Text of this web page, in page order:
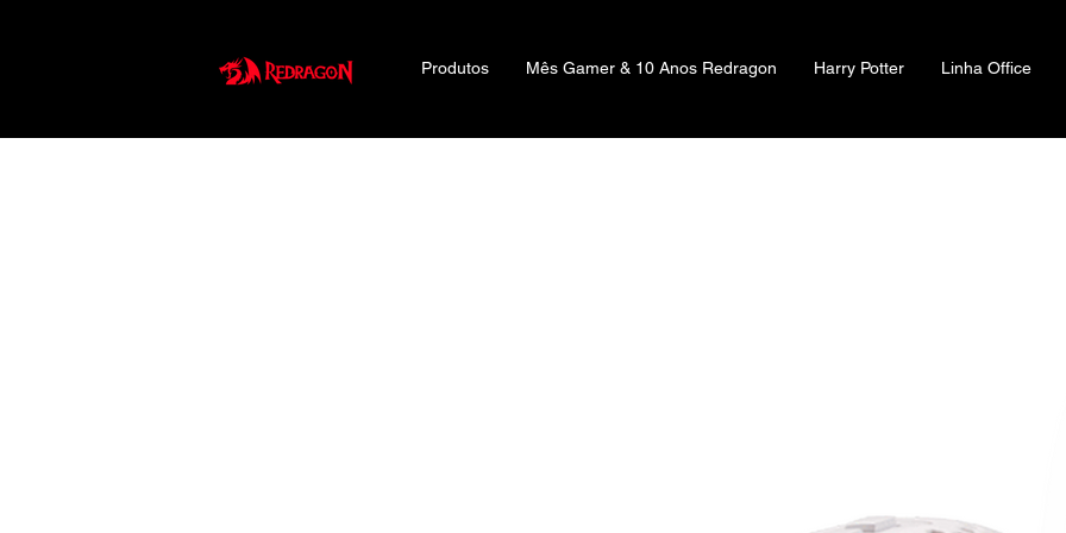
Produtos Mês Gamer & 10 Anos Redragon Harry Potter Linha Office